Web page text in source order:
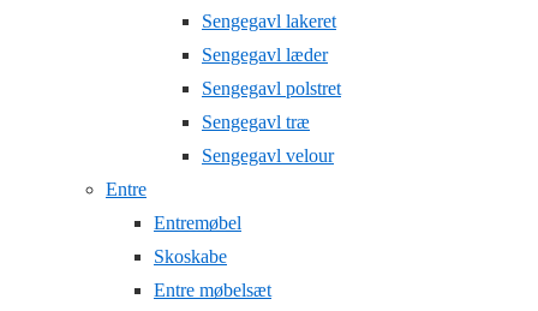
Sengegavl lakeret
Sengegavl læder
Sengegavl polstret
Sengegavl træ
Sengegavl velour
Entre
Entremøbel
Skoskabe
Entre møbelsæt